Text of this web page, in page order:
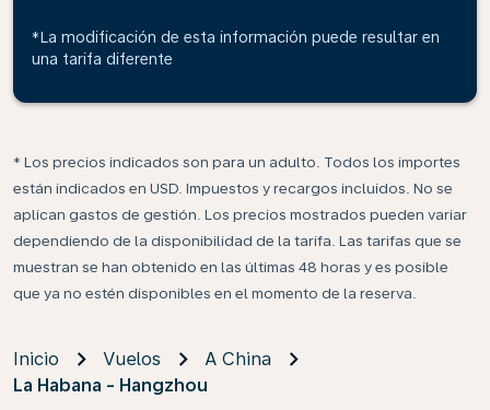
*La modificación de esta información puede resultar en
una tarifa diferente
* Los precios indicados son para un adulto. Todos los importes
están indicados en USD. Impuestos y recargos incluidos. No se
aplican gastos de gestión. Los precios mostrados pueden variar
dependiendo de la disponibilidad de la tarifa. Las tarifas que se
muestran se han obtenido en las últimas 48 horas y es posible
que ya no estén disponibles en el momento de la reserva.
Inicio Vuelos
A China
La Habana - Hangzhou